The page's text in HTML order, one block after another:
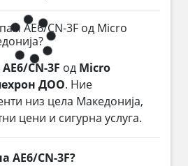
AE6/CN-3F од Micro
AE6/CN-3F од Micro
ДОО. Ние
низ цела Македонија,
цени и сигурна услуга.
AE6/CN-3F?